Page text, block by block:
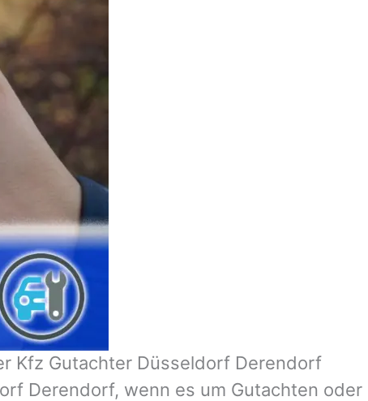
Kfz Gutachter Düsseldorf Derendorf
Derendorf, wenn es um Gutachten oder